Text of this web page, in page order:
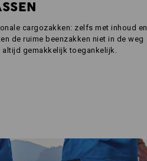
cargozakken: zelfs met inhoud en
de ruime beenzakken niet in de weg
gemakkelijk toegankelijk.